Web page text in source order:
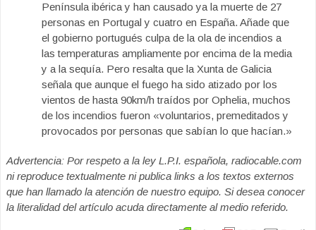
Península ibérica y han causado ya la muerte de 27
personas en Portugal y cuatro en España. Añade que
el gobierno portugués culpa de la ola de incendios a
las temperaturas ampliamente por encima de la media
y a la sequía. Pero resalta que la Xunta de Galicia
señala que aunque el fuego ha sido atizado por los
vientos de hasta 90km/h traídos por Ophelia, muchos
de los incendios fueron «voluntarios, premeditados y
provocados por personas que sabían lo que hacían.»
Advertencia: Por respeto a la ley L.P.I. española, radiocable.com
ni reproduce textualmente ni publica links a los textos externos
que han llamado la atención de nuestro equipo. Si desea conocer
la literalidad del artículo acuda directamente al medio referido.